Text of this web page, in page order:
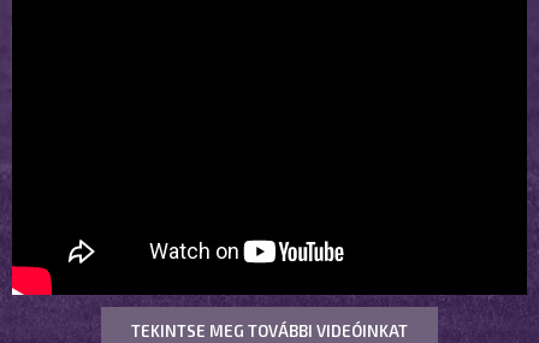
TEKINTSE MEG TOVÁBBI VIDEÓINKAT